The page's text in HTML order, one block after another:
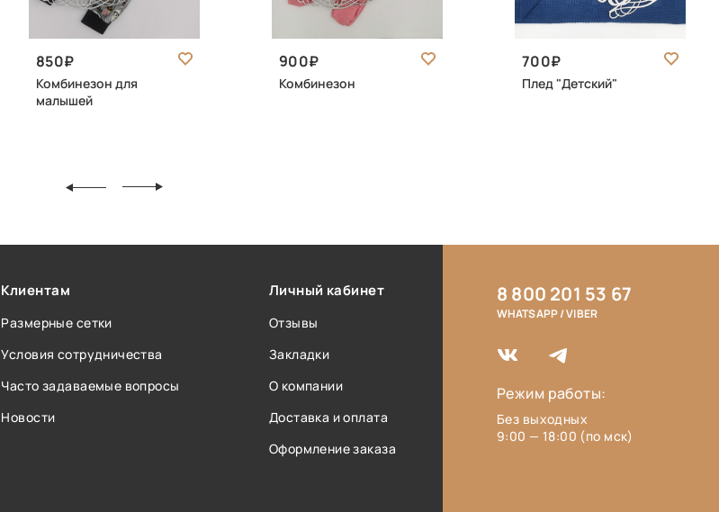
850
Комбинезон для
малышей
900
Комбинезон
700
Плед "Детский"
Клиентам
Размерные сетки
Условия сотрудничества
Часто задаваемые вопросы
Новости
Личный кабинет
Отзывы
Закладки
О компании
Доставка и оплата
Оформление заказа
8 800 201 53 67
WHATSAPP / VIBER
Режим работы:
Без выходных
9:00 — 18:00 (по мск)